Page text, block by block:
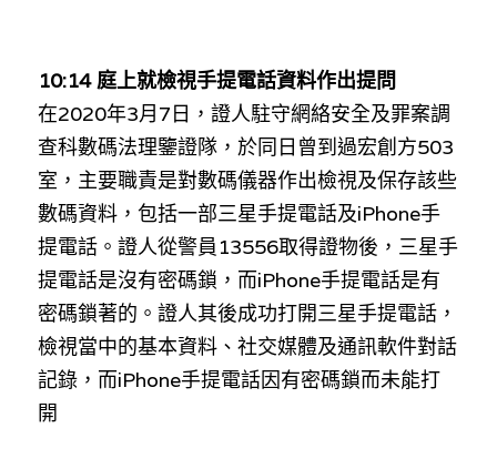
10:14 庭上就檢視手提電話資料作出提問
在2020年3月 7日，證人駐守網絡安全及罪案調
查科數碼法理鑒證隊，於同日曾到過宏創方503
室，主要職責是對數碼儀器作出檢視及保存該些
數碼資料，包括一部三星手提電話及iPhone手
提電話。證人從警員 13556取得證物後， 三星手
提電話是沒有密碼鎖，而iPhone手提電話是有
密碼鎖著的。證人其後成功打開三星手提電話，
檢視當中的基本資料、社交媒體及通訊軟件對話
記錄，而iPhone手提電話因有密碼鎖而未能打
開